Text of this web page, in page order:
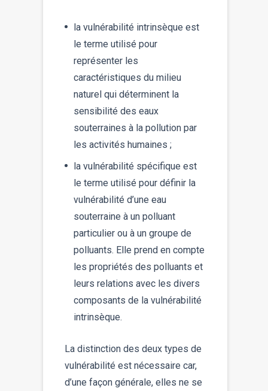
la vulnérabilité intrinsèque est
le terme utilisé pour
représenter les
caractéristiques du milieu
naturel qui déterminent la
sensibilité des eaux
souterraines à la pollution par
les activités humaines ;
la vulnérabilité spécifique est
le terme utilisé pour définir la
vulnérabilité d’une eau
souterraine à un polluant
particulier ou à un groupe de
polluants. Elle prend en compte
les propriétés des polluants et
leurs relations avec les divers
composants de la vulnérabilité
intrinsèque.
La distinction des deux types de
vulnérabilité est nécessaire car,
d’une façon générale, elles ne se